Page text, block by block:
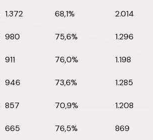
1.372 68,1%
2.014
980 75,6%
1.296
911 76,0%
1.198
946 73,6%
1.285
857 70,9%
1.208
665 76,5%
869